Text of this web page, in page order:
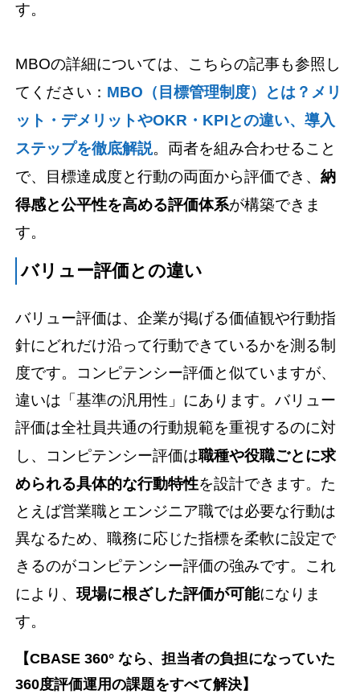
す。
MBOの詳細については、こちらの記事も参照し
てください： MBO（目標管理制度）とは？メリ
ット・デメリットやOKR・KPIとの違い、導入
ステップを徹底解説。両者を組み合わせること
で、目標達成度と行動の両面から評価でき、納
得感と公平性を高める評価体系が構築できま
す。
バリュー評価との違い
バリュー評価は、企業が掲げる価値観や行動指
針にどれだけ沿って行動できているかを測る制
度です。コンピテンシー評価と似ていますが、
違いは「基準の汎用性」にあります。バリュー
評価は全社員共通の行動規範を重視するのに対
し、コンピテンシー評価は職種や役職ごとに求
められる具体的な行動特性を設計できます。た
とえば営業職とエンジニア職では必要な行動は
異なるため、職務に応じた指標を柔軟に設定で
きるのがコンピテンシー評価の強みです。これ
により、現場に根ざした評価が可能になりま
す。
【CBASE 360° なら、担当者の負担になっていた
360度評価運用の課題をすべて解決】